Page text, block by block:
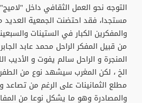
التوجه نحو العمل الثقافي داخل
مستجدا، فقد احتضنت الجمعية العديد
والمفكرين الكبار في الستينات
من قبيل المفكر الراحل محمد عابد
المنجرة و الراحل سالم يفوت و الأديب
الخ ، لكن المغرب سيشهد نوع من
مطلع الثمانينات على الرغم من تصاعد
والمصادرة وهو ما يشكل نوعا من